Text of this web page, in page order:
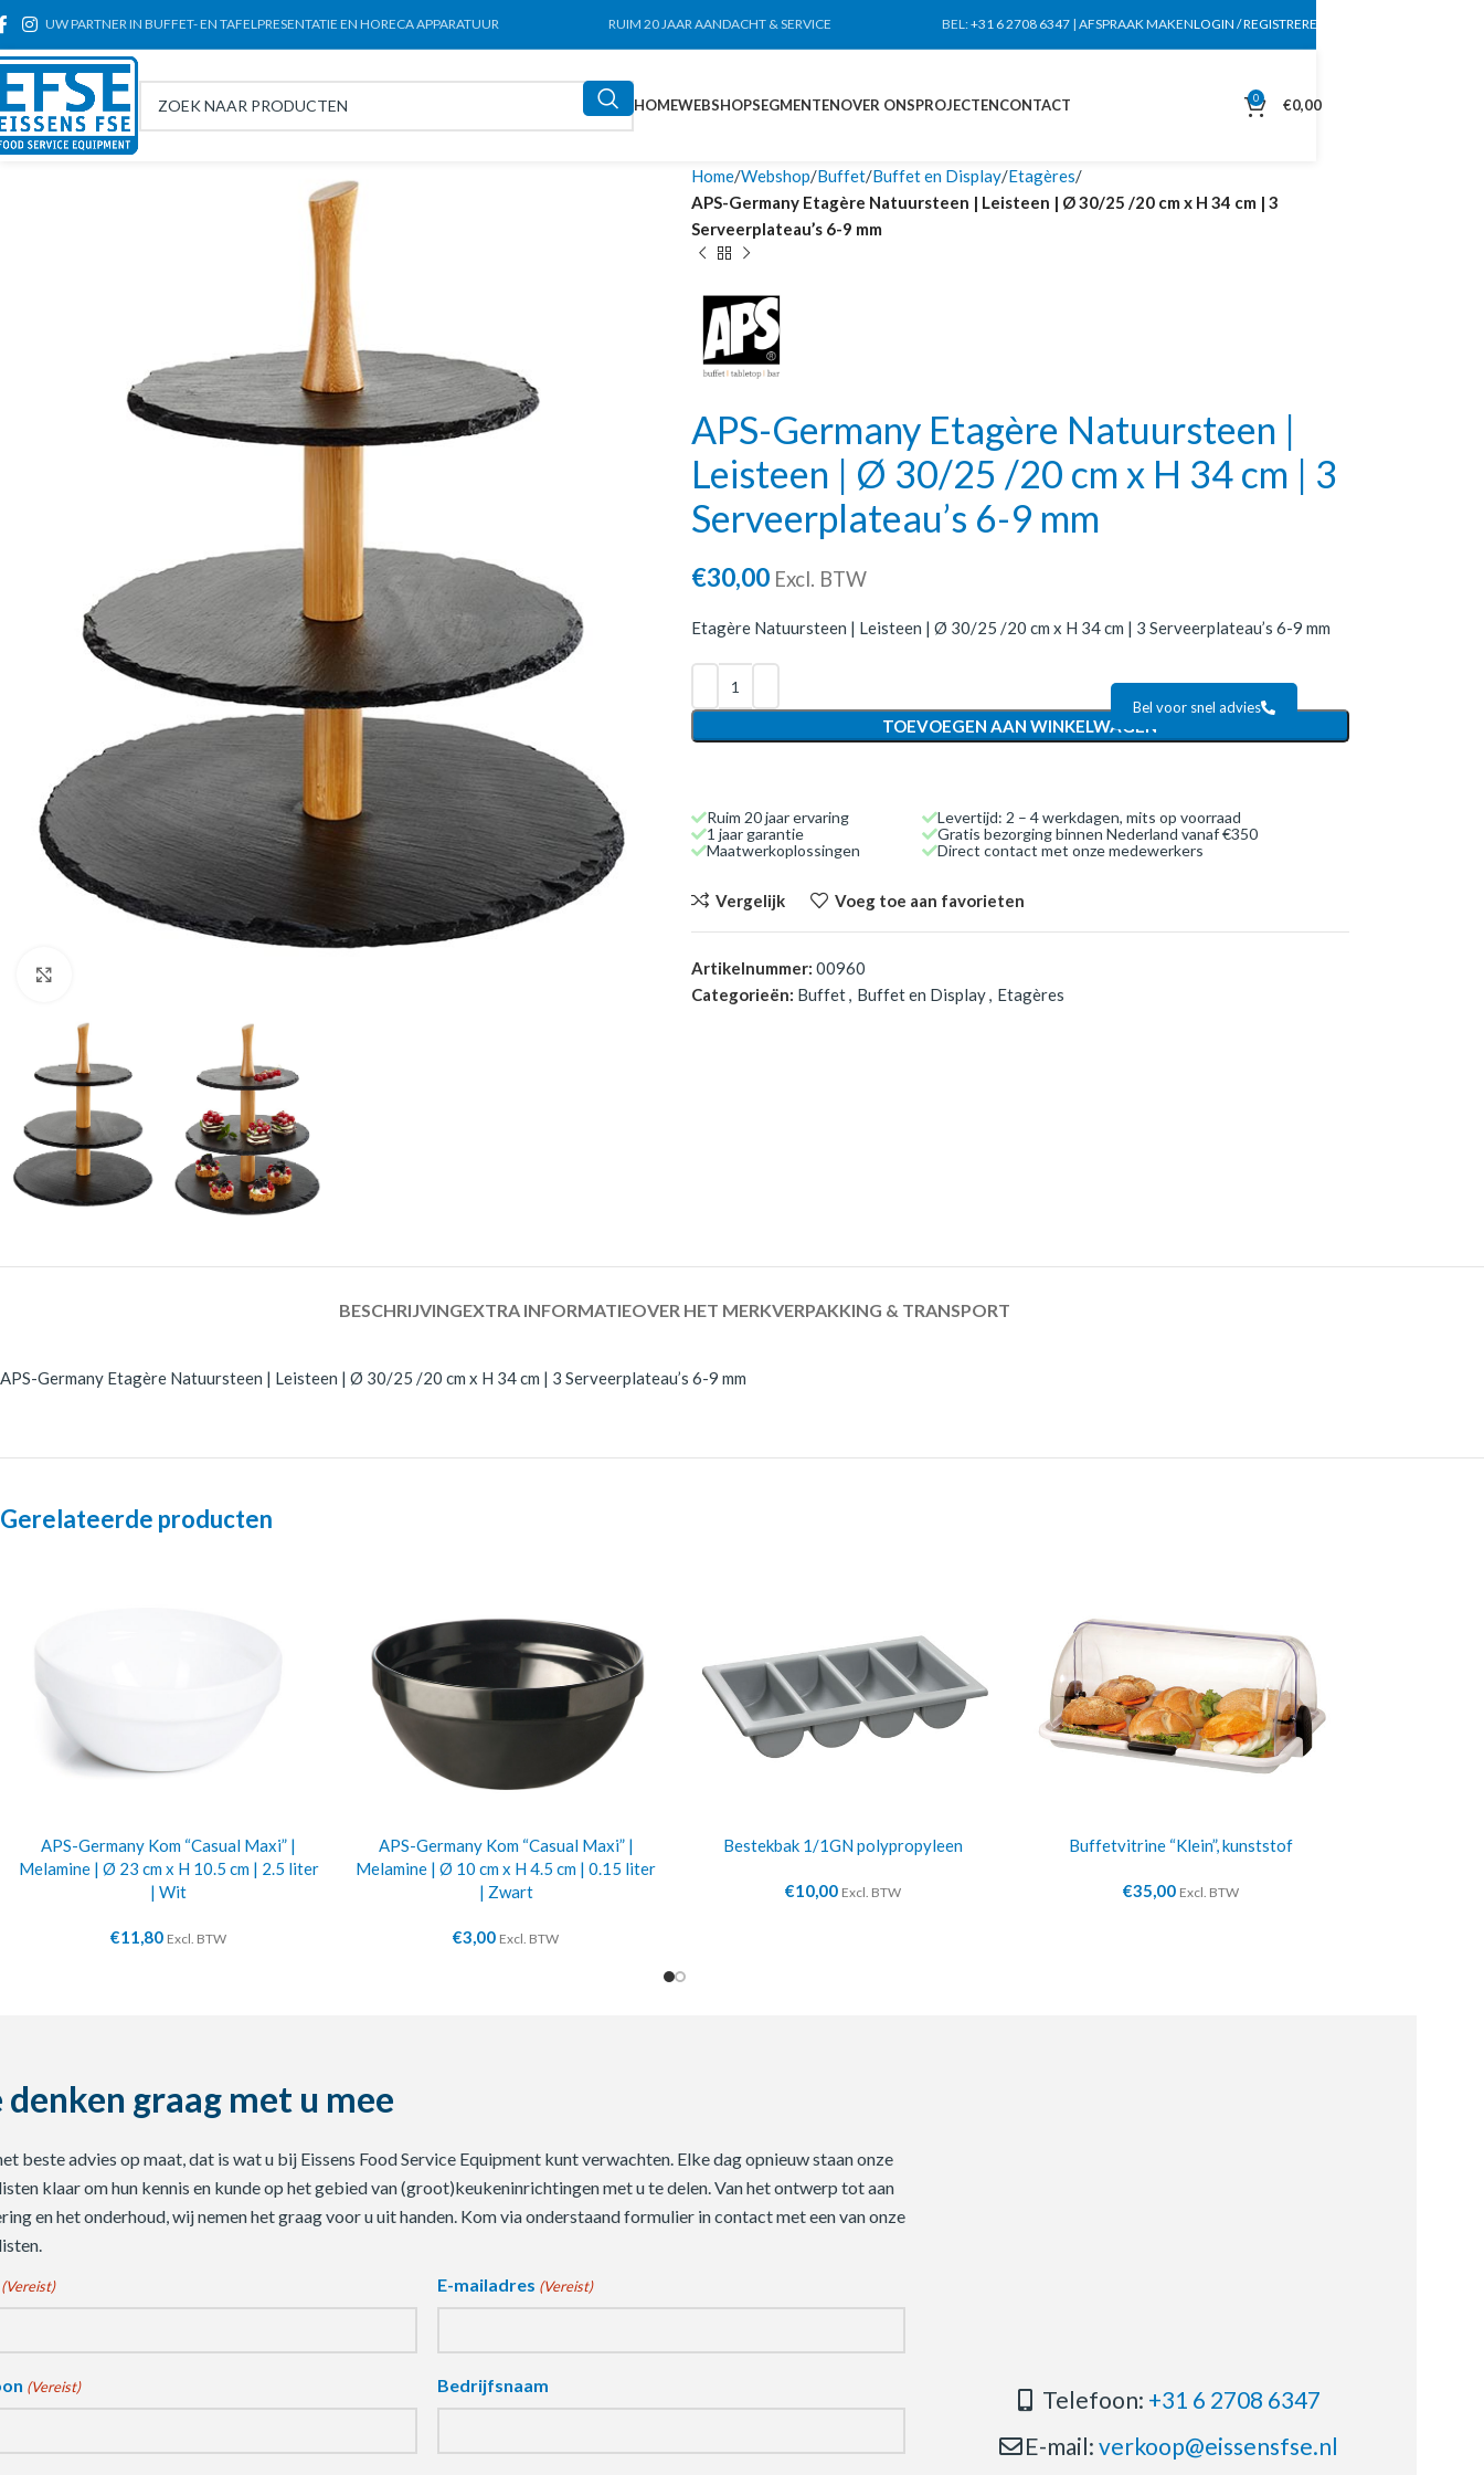
UW PARTNER IN BUFFET- EN TAFELPRESENTATIE EN HORECA APPARATUUR RUIM 20 JAAR AANDACHT & SERVICE BEL:+31 6 2708 6347 | AFSPRAAK MAKENLOGIN / REGISTREREN
HOMEWEBSHOPSEGMENTENOVER ONSPROJECTENCONTACT 0 €0,00
Home Webshop Buffet Buffet en Display Etagères
APS-Germany Etagère Natuursteen | Leisteen | Ø 30/25 /20 cm x H 34 cm | 3
Serveerplateau’s 6-9 mm
APS-Germany Etagère Natuursteen |
Leisteen | Ø 30/25 /20 cm x H 34 cm | 3
Serveerplateau’s 6-9 mm
€30,00 Excl. BTW
Etagère Natuursteen | Leisteen | Ø 30/25 /20 cm x H 34 cm | 3 Serveerplateau’s 6-9 mm
TOEVOEGEN AAN WINKELWAGEN
Bel voor snel advies
Ruim 20 jaar ervaring
1 jaar garantie
Maatwerkoplossingen
Levertijd: 2 – 4 werkdagen, mits op voorraad
Gratis bezorging binnen Nederland vanaf €350
Direct contact met onze medewerkers
Vergelijk Voeg toe aan favorieten
Artikelnummer: 00960
Categorieën: Buffet, Buffet en Display, Etagères
BESCHRIJVINGEXTRA INFORMATIEOVER HET MERKVERPAKKING & TRANSPORT
APS-Germany Etagère Natuursteen | Leisteen | Ø 30/25 /20 cm x H 34 cm | 3 Serveerplateau’s 6-9 mm
Gerelateerde producten
APS-Germany Kom “Casual Maxi” |
Melamine | Ø 23 cm x H 10.5 cm | 2.5 liter
| Wit
€11,80 Excl. BTW
APS-Germany Kom “Casual Maxi” |
Melamine | Ø 10 cm x H 4.5 cm | 0.15 liter
| Zwart
€3,00 Excl. BTW
Bestekbak 1/1GN polypropyleen
€10,00 Excl. BTW
Buffetvitrine “Klein”, kunststof
€35,00 Excl. BTW
denken graag met u mee
beste advies op maat, dat is wat u bij Eissens Food Service Equipment kunt verwachten. Elke dag opnieuw staan onze
klaar om hun kennis en kunde op het gebied van (groot)keukeninrichtingen met u te delen. Van het ontwerp tot aan
en het onderhoud, wij nemen het graag voor u uit handen. Kom via onderstaand formulier in contact met een van onze
(Vereist) E-mailadres (Vereist)
(Vereist) Bedrijfsnaam
Telefoon: +31 6 2708 6347
E-mail:verkoop@eissensfse.nl